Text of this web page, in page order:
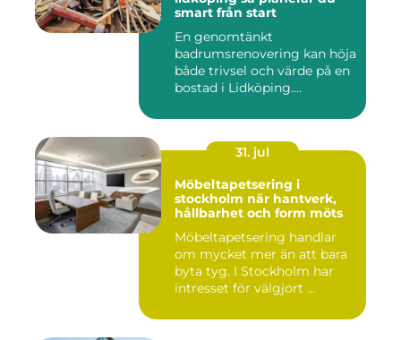
smart från start
En genomtänkt
badrumsrenovering kan höja
både trivsel och värde på en
bostad i Lidköping.
31. jul
Möbeltapetsering i
stockholm när hantverk,
hållbarhet och form möts
Möbeltapetsering handlar
om mycket mer än att bara
byta tyg. I Stockholm har
intresset för välgjort ...